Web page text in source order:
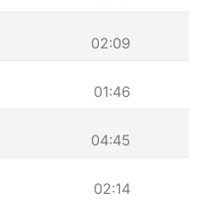
02:09
01:46
04:45
02:14